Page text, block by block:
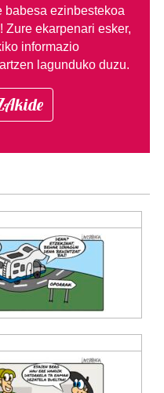
babesa ezinbestekoa
Zure ekarpenari esker,
informazio
lagunduko duzu.